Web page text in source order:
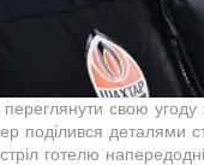
свою
поділився
готелю